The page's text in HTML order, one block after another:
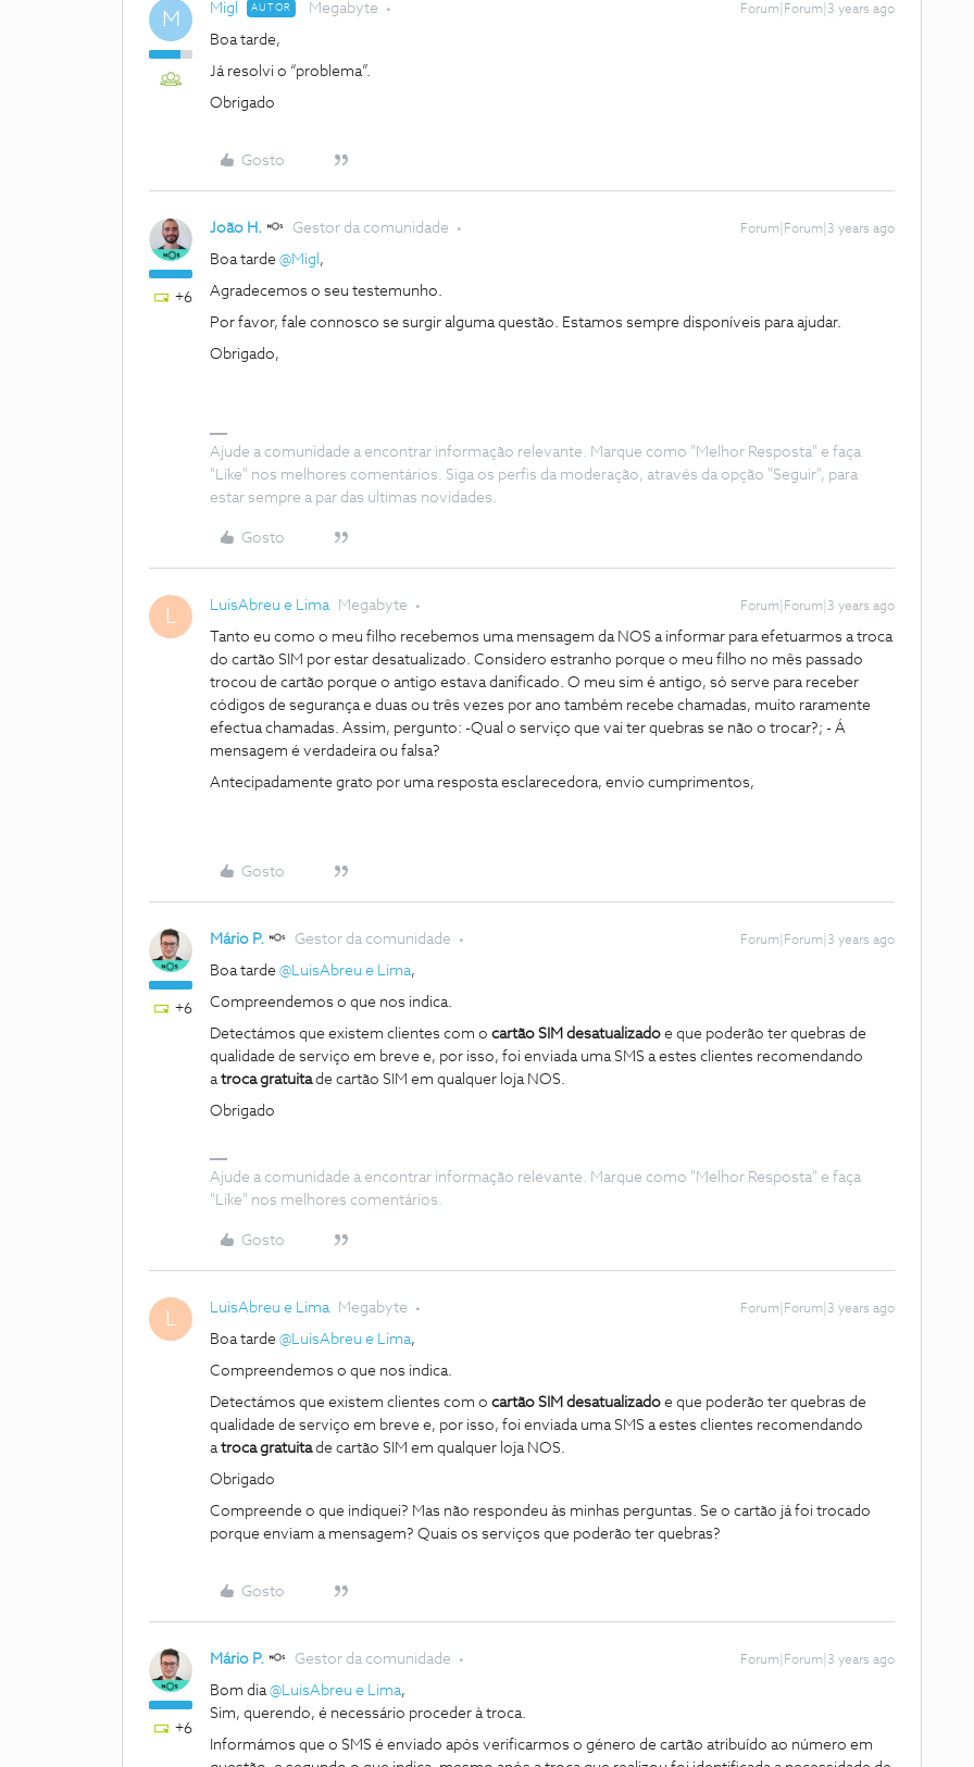
M Migl AUTOR Megabyte Forum|Forum|3 years ago
Boa tarde,
Já resolvi o “problema”.
Obrigado
Gosto
+6
João H. Gestor da comunidade Forum|Forum|3 years ago
Boa tarde @Migl ,
Agradecemos o seu testemunho.
Por favor, fale connosco se surgir alguma questão. Estamos sempre disponíveis para ajudar.
Obrigado,
Ajude a comunidade a encontrar informação relevante. Marque como "Melhor Resposta" e faça
"Like" nos melhores comentários. Siga os perfis da moderação, através da opção "Seguir", para
estar sempre a par das ultimas novidades.
Gosto
L LuisAbreu e Lima Megabyte Forum|Forum|3 years ago
Tanto eu como o meu filho recebemos uma mensagem da NOS a informar para efetuarmos a troca
do cartão SIM por estar desatualizado. Considero estranho porque o meu filho no mês passado
trocou de cartão porque o antigo estava danificado. O meu sim é antigo, só serve para receber
códigos de segurança e duas ou três vezes por ano também recebe chamadas, muito raramente
efectua chamadas. Assim, pergunto: -Qual o serviço que vai ter quebras se não o trocar?; - Á
mensagem é verdadeira ou falsa?
Antecipadamente grato por uma resposta esclarecedora, envio cumprimentos,
Gosto
+6
Mário P. Gestor da comunidade Forum|Forum|3 years ago
Boa tarde @LuisAbreu e Lima,
Compreendemos o que nos indica.
Detectámos que existem clientes com o cartão SIM desatualizado e que poderão ter quebras de
qualidade de serviço em breve e, por isso, foi enviada uma SMS a estes clientes recomendando
atroca gratuitade cartão SIM em qualquer loja NOS.
Obrigado
Ajude a comunidade a encontrar informação relevante. Marque como "Melhor Resposta" e faça
"Like" nos melhores comentários.
Gosto
L LuisAbreu e Lima Megabyte Forum|Forum|3 years ago
Boa tarde @LuisAbreu e Lima,
Compreendemos o que nos indica.
Detectámos que existem clientes com o cartão SIM desatualizado e que poderão ter quebras de
qualidade de serviço em breve e, por isso, foi enviada uma SMS a estes clientes recomendando
atroca gratuitade cartão SIM em qualquer loja NOS.
Obrigado
Compreende o que indiquei? Mas não respondeu às minhas perguntas. Se o cartão já foi trocado
porque enviam a mensagem? Quais os serviços que poderão ter quebras?
Gosto
+6
Mário P. Gestor da comunidade Forum|Forum|3 years ago
Bom dia@LuisAbreu e Lima,
Sim, querendo, é necessário proceder à troca.
Informámos que o SMS é enviado após verificarmos o género de cartão atribuído ao número em